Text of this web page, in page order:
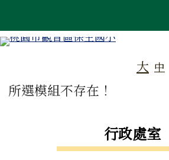
大 中
主內容區域
所選模組不存在！
行政處室
頁尾區域